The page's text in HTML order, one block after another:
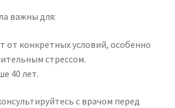
важны для:
от конкретных условий, особенно
стрессом.
40 лет.
с врачом перед